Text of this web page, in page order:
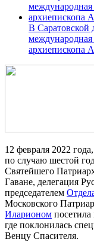
В Саратовской
архиепископа
12 февраля 2022
по случаю шестой
Святейшего
Гаване, делегация
председателем
Московского
Иларионом
где поклонилась
Венцу Спасителя.